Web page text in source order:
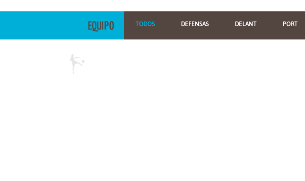
EQUIPO TODOS DEFENSAS DELANT PORT